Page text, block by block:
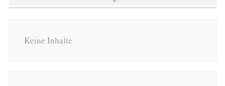
Keine Inhalte